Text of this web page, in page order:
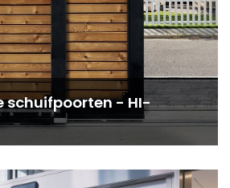
schuifpoorten - HI-